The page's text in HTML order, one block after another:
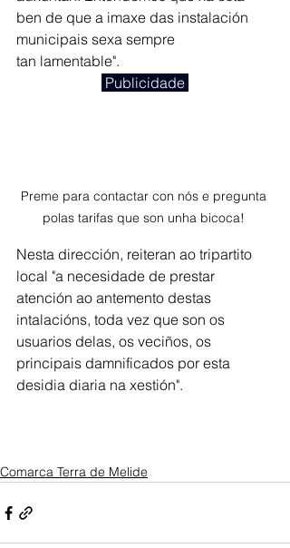
ben de que a imaxe das instalación
municipais sexa sempre
tan lamentable".
Publicidade
Preme para contactar con nós e pregunta
polas tarifas que son unha bicoca!
Nesta dirección, reiteran ao tripartito
local "a necesidade de prestar
atención ao antemento destas
intalacións, toda vez que son os
usuarios delas, os veciños, os
principais damnificados por esta
desidia diaria na xestión".
Comarca Terra de Melide